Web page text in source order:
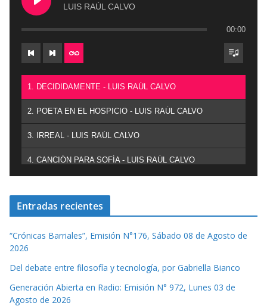
LUIS RAÚL CALVO
00:00
1. DECIDIDAMENTE - LUIS RAÚL CALVO
2. POETA EN EL HOSPICIO - LUIS RAÚL CALVO
3. IRREAL - LUIS RAÚL CALVO
4. CANCIÓN PARA SOFÍA - LUIS RAÚL CALVO
Entradas recientes
“Crónicas Barriales”, Emisión N°176, Sábado 08 de Agosto de
2026
Del debate entre filosofía y tecnología, por Gabriella Bianco
Generación Abierta en Radio: Emisión N° 972, Lunes 03 de
Agosto de 2026